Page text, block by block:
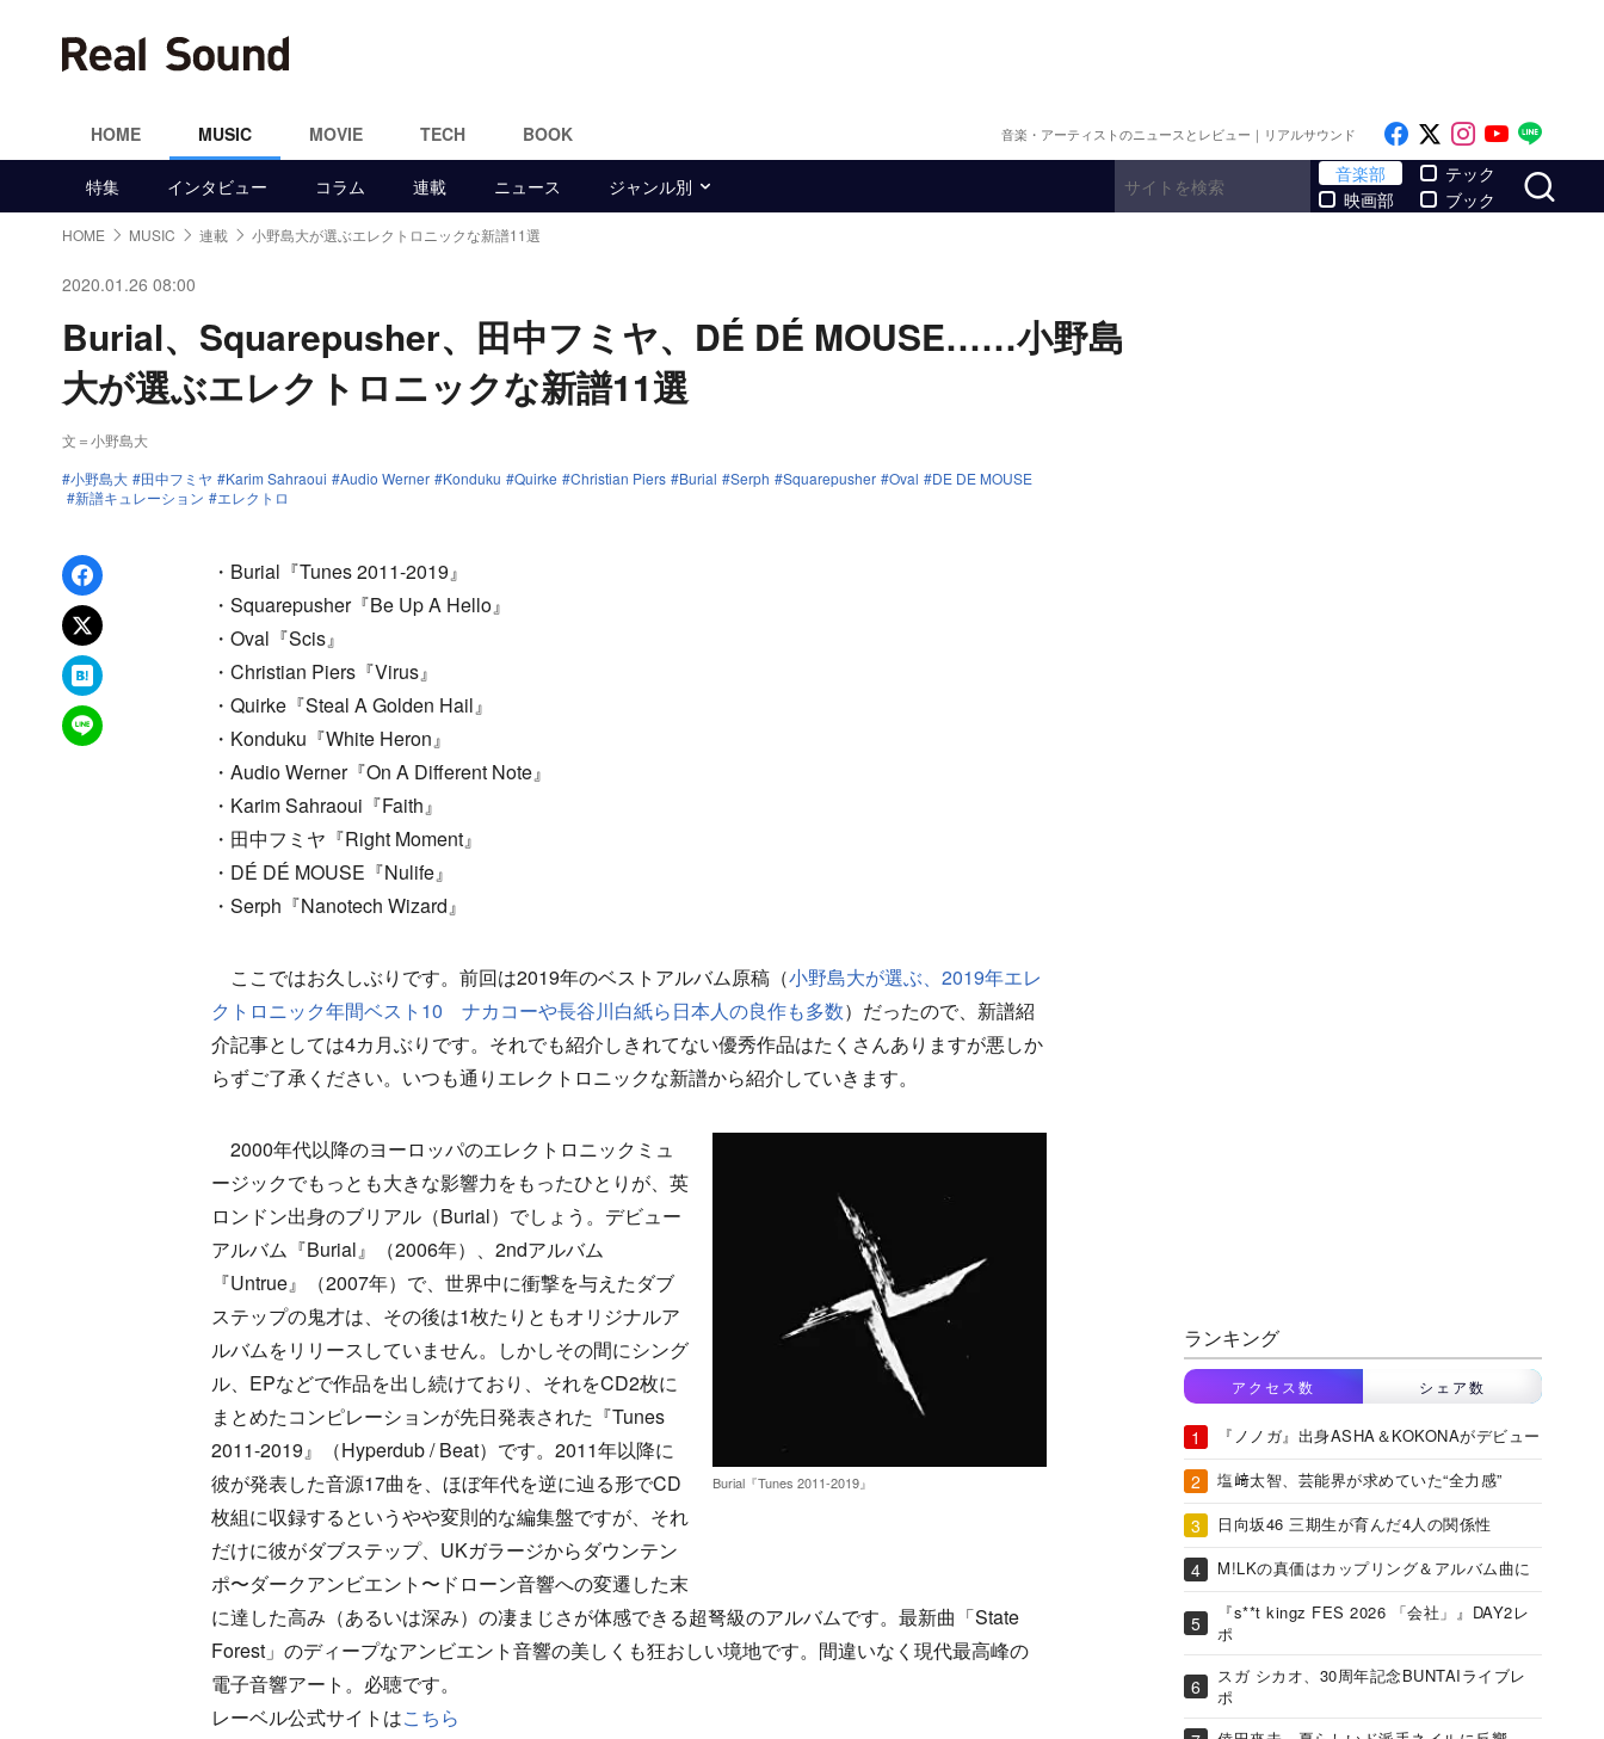
HOME MUSIC MOVIE TECH BOOK 音楽・アーティストのニュースとレビュー｜リアルサウンド Like on Facebook
Follow on x
Follow on
Follow
特集 インタビュー コラム 連載 ニュース ジャンル別
音楽部
映画部
テック
ブック
HOME MUSIC 連載 小野島大が選ぶエレクトロニックな新譜11選
2020.01.26 08:00
Burial、Squarepusher、田中フミヤ、DÉ DÉ MOUSE……小野島
大が選ぶエレクトロニックな新譜11選
文＝小野島大
小野島大
田中フミヤ Karim Sahraoui Audio Werner Konduku Quirke Christian Piers Burial Serph Squarepusher Oval
DE DE MOUSE
新譜キュレーション
エレクトロ
Facebookでシェア
xでポスト
はてなブックマーク
LINEで送る
・Burial『Tunes 2011-2019』
・Squarepusher『Be Up A Hello』
・Oval『Scis』
・Christian Piers『Virus』
・Quirke『Steal A Golden Hail』
・Konduku『White Heron』
・Audio Werner『On A Different Note』
・Karim Sahraoui『Faith』
・田中フミヤ『Right Moment』
・DÉ DÉ MOUSE『Nulife』
・Serph『Nanotech Wizard』
ここではお久しぶりです。前回は2019年のベストアルバム原稿（小野島大が選ぶ、2019年エレ
クトロニック年間ベスト10 ナカコーや長谷川白紙ら日本人の良作も多数）だったので、新譜紹
介記事としては4カ月ぶりです。それでも紹介しきれてない優秀作品はたくさんありますが悪しか
らずご了承ください。いつも通りエレクトロニックな新譜から紹介していきます。
Burial『Tunes 2011-2019』
2000年代以降のヨーロッパのエレクトロニックミュ
ージックでもっとも大きな影響力をもったひとりが、英
ロンドン出身のブリアル（Burial）でしょう。デビュー
アルバム『Burial』（2006年）、2ndアルバム
『Untrue』（2007年）で、世界中に衝撃を与えたダブ
ステップの鬼才は、その後は1枚たりともオリジナルア
ルバムをリリースしていません。しかしその間にシング
ル、EPなどで作品を出し続けており、それをCD2枚に
まとめたコンピレーションが先日発表された『Tunes
2011-2019』（Hyperdub / Beat）です。2011年以降に
彼が発表した音源17曲を、ほぼ年代を逆に辿る形でCD
枚組に収録するというやや変則的な編集盤ですが、それ
だけに彼がダブステップ、UKガラージからダウンテン
ポ〜ダークアンビエント〜ドローン音響への変遷した末
に達した高み（あるいは深み）の凄まじさが体感できる超弩級のアルバムです。最新曲「State
Forest」のディープなアンビエント音響の美しくも狂おしい境地です。間違いなく現代最高峰の
電子音響アート。必聴です。
レーベル公式サイトはこちら
ランキング
アクセス数 シェア数
『ノノガ』出身ASHA＆KOKONAがデビュー
塩﨑太智、芸能界が求めていた“全力感”
日向坂46 三期生が育んだ4人の関係性
M!LKの真価はカップリング＆アルバム曲に
『s**t kingz FES 2026 「会社」』DAY2レ
ポ
スガ シカオ、30周年記念BUNTAIライブレ
ポ